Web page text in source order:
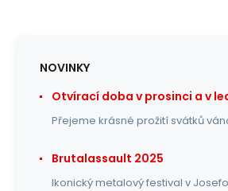
NOVINKY
Otvírací doba v prosinci a v
Přejeme krásné prožití svátků
Brutalassault 2025
Ikonický metalový festival v